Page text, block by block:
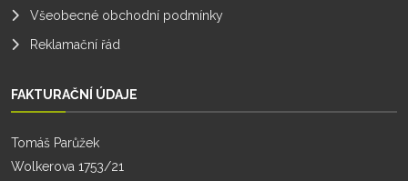
Všeobecné obchodní podmínky
Reklamační řád
FAKTURAČNÍ ÚDAJE
Tomáš Parůžek
Wolkerova 1753/21